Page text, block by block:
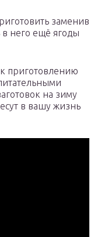
заменив
него ещё ягоды
приготовлению
на зиму
в вашу жизнь